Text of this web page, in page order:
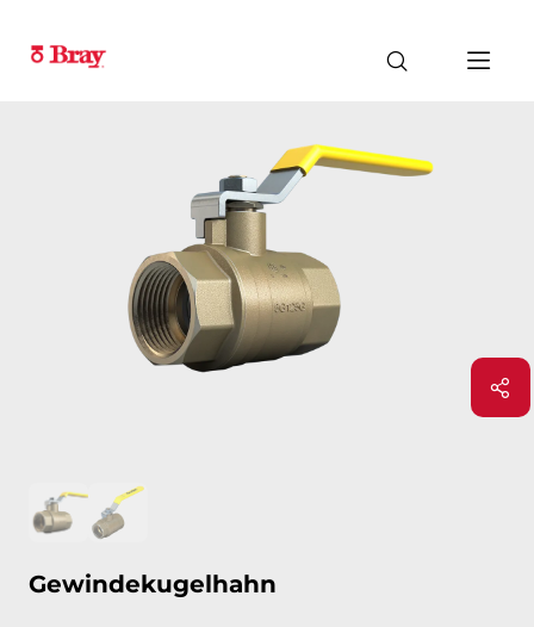
Gewindekugelhahn